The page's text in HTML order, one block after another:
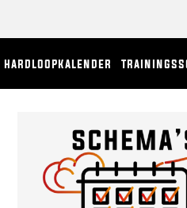
hardloopkalender